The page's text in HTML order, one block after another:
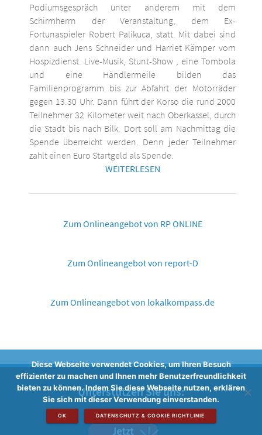
Podiumsgespräch unter anderem mit dem
Schirmherrn der Veranstaltung, dem Ex-
Fortunaspieler Robert Palikuca, statt. Mit dabei sind
dann auch Jens Schneider und Harriet Kämper vom
Hospizdienst. Live-Musik, Stunt-Show , eine Tombola
und eine Händlermeile bilden das
Familienprogramm bis zur Abfahrt der Motorräder
gegen 13.30 Uhr. Dann führt der Korso die rund 2000
Teilnehmer 32 Kilometer weit nach Oberkassel, durch
die Stadt bis nach Bilk. Dort soll am Nachmittag die
Spende überreicht werden. Denn jeder Teilnehmer
zahlt einen Euro Startgeld als Spende.
WEITERLESEN
Zum Onlineangebot von RP ONLINE
Zum Onlineangebot von report-D
Zum Onlineangebot von lokalkompass.de
Unterstützen Sie uns:
Diese Webseite verwendet Cookies, um Ihren Besuch
effizienter zu machen und Ihnen mehr Benutzerfreundlichkeit
bieten zu können. Indem Sie diese Webseite nutzen, erklären
Sie sich mit dieser Verwendung einverstanden.
OK DATENSCHUTZ & COOKIE RICHTLINIE